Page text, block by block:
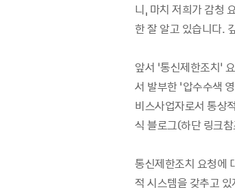
니, 마치 저희가 감청
한 잘 알고 있습니다.
앞서 ‘통신제한조치’
서 발부한 ‘압수수색
비스사업자로서 통상
식 블로그(하단 링크
통신제한조치 요청에
적 시스템을 갖추고 있